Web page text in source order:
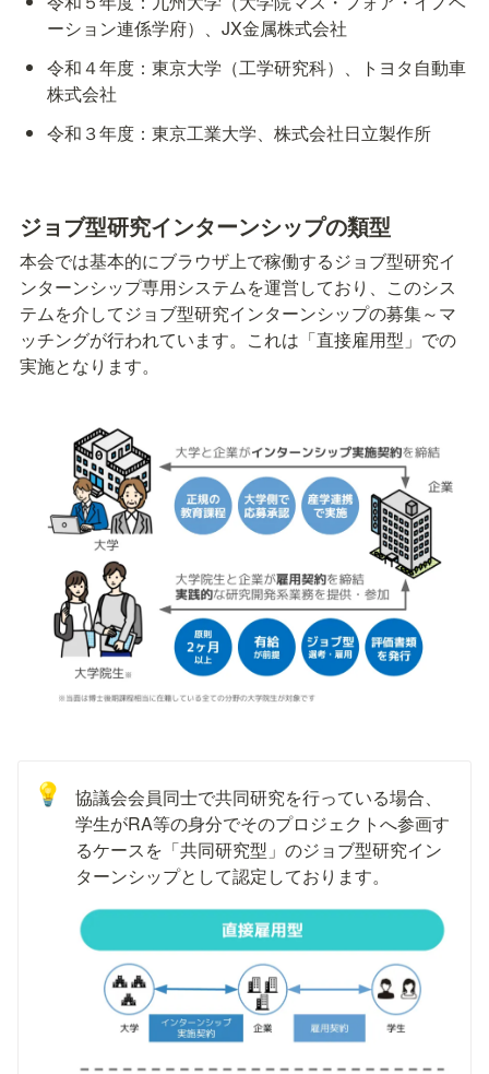
ーション連係学府）、JX金属株式会社
令和４年度：東京大学（工学研究科）、トヨタ自動車
株式会社
令和３年度：東京工業大学、株式会社日立製作所
ジョブ型研究インターンシップの類型
本会では基本的にブラウザ上で稼働するジョブ型研究イ
ンターンシップ専用システムを運営しており、このシス
テムを介してジョブ型研究インターンシップの募集～マ
ッチングが行われています。これは「直接雇用型」での
実施となります。
💡
協議会会員同士で共同研究を行っている場合、
学生がRA等の身分でそのプロジェクトへ参画す
るケースを「共同研究型」のジョブ型研究イン
ターンシップとして認定しております。